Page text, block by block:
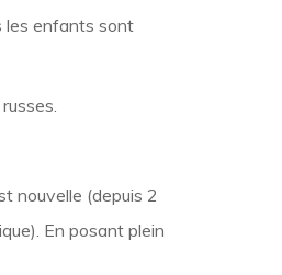
les enfants sont
nouvelle (depuis 2
En posant plein